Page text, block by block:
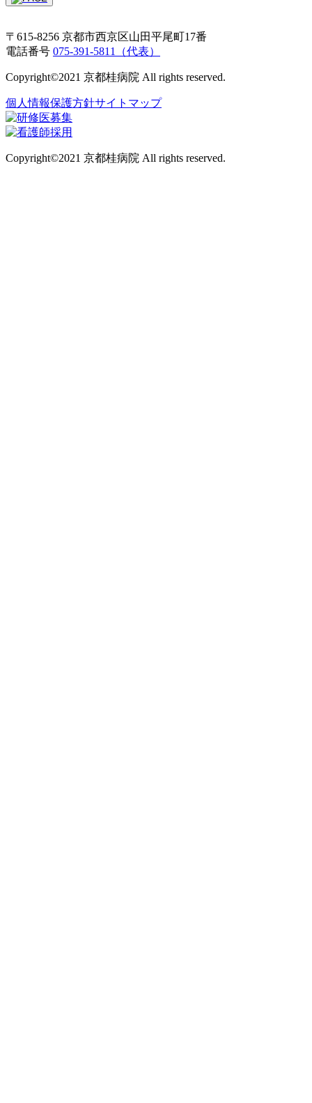
〒615-8256 京都市西京区山田平尾町17番
電話番号 075-391-5811（代表）
Copyright©2021 京都桂病院 All rights reserved.
個人情報保護方針サイトマップ
Copyright©2021 京都桂病院 All rights reserved.